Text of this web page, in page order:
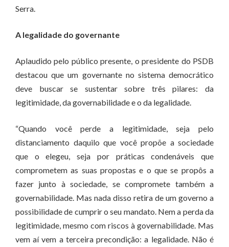
Serra.
A legalidade do governante
Aplaudido pelo público presente, o presidente do PSDB
destacou que um governante no sistema democrático
deve buscar se sustentar sobre três pilares: da
legitimidade, da governabilidade e o da legalidade.
“Quando você perde a legitimidade, seja pelo
distanciamento daquilo que você propõe a sociedade
que o elegeu, seja por práticas condenáveis que
comprometem as suas propostas e o que se propôs a
fazer junto à sociedade, se compromete também a
governabilidade. Mas nada disso retira de um governo a
possibilidade de cumprir o seu mandato. Nem a perda da
legitimidade, mesmo com riscos à governabilidade. Mas
vem aí vem a terceira precondição: a legalidade. Não é